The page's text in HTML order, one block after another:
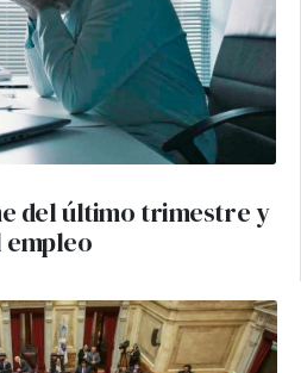
del último trimestre y
empleo